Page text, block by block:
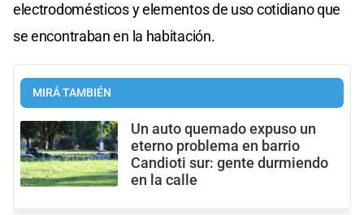
electrodomésticos y elementos de uso cotidiano que
se encontraban en la habitación.
MIRÁ TAMBIÉN
Un auto quemado expuso un
eterno problema en barrio
Candioti sur: gente durmiendo
en la calle